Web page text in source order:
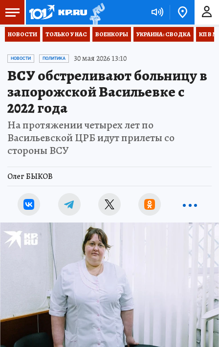
НОВОСТИ ТОЛЬКО У НАС ВОЕНКОРЫ УКРАИНА: СВОДКА КП В
НОВОСТИ ПОЛИТИКА 30 мая 2026 13:10
ВСУ обстреливают больницу в
запорожской Васильевке с
2022 года
На протяжении четырех лет по
Васильевской ЦРБ идут прилеты со
стороны ВСУ
Олег БЫКОВ